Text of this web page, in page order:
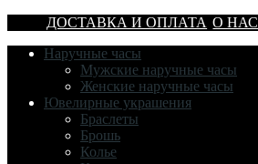
ДОСТАВКА И ОПЛАТА О НАС
Наручные часы
Мужские наручные часы
Женские наручные часы
Ювелирные украшения
Браслеты
Брошь
Колье